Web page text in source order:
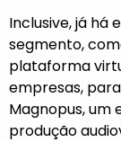
Inclusive, já há
segmento,
plataforma
empresas,
Magnopus, um
produção